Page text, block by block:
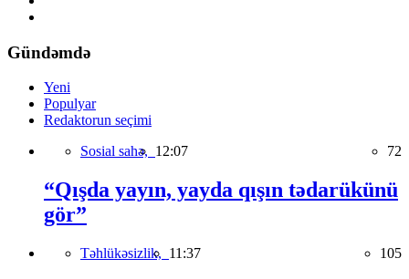
Gündəmdə
Yeni
Populyar
Redaktorun seçimi
Sosial sahə, 12:07 72
“Qışda yayın, yayda qışın tədarükünü
gör”
Təhlükəsizlik, 11:37 105